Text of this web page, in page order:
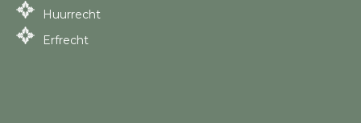
Huurrecht
Erfrecht